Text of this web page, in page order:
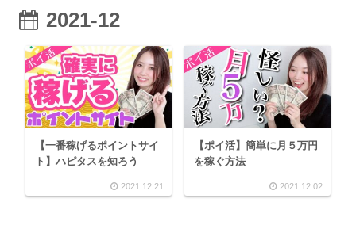
2021-12
【一番稼げるポイントサイ
ト】ハピタスを知ろう
2021.12.21
【ポイ活】簡単に月５万円
を稼ぐ方法
2021.12.02